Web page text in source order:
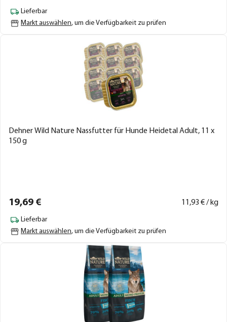
Lieferbar
Markt auswählen, um die Verfügbarkeit zu prüfen
Dehner Wild Nature Nassfutter für Hunde Heidetal Adult, 11 x
150 g
19,69 € 11,93 € / kg
Lieferbar
Markt auswählen, um die Verfügbarkeit zu prüfen